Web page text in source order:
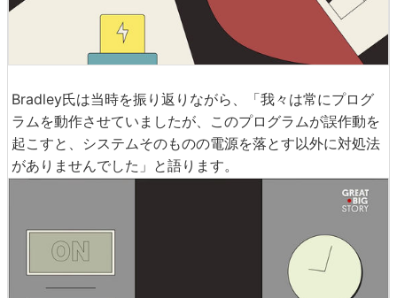
Bradley氏は当時を振り返りながら、「我々は常にプログ
ラムを動作させていましたが、このプログラムが誤作動を
起こすと、システムそのものの電源を落とす以外に対処法
がありませんでした」と語ります。